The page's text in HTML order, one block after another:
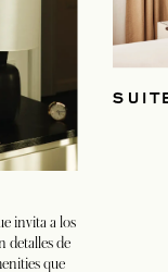
invita a los
detalles de
que